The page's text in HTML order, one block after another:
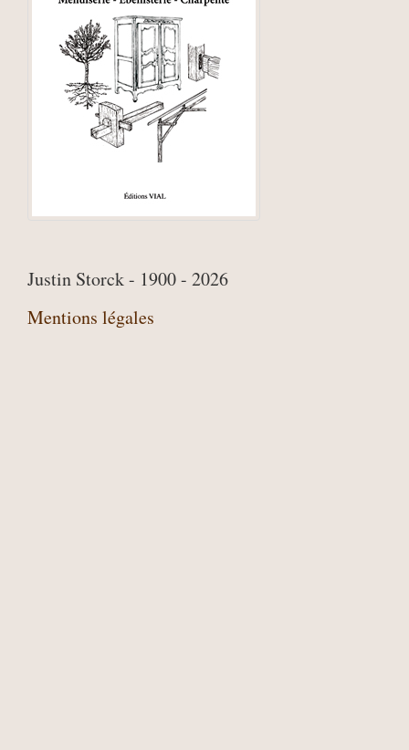
Justin Storck - 1900 - 2026
Mentions légales